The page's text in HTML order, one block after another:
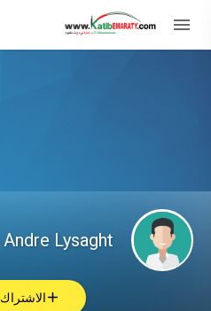
Andre Lysaght
الاشتراك